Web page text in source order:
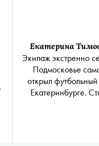
Екатерина
Экипаж экстренно
Подмосковье
открыл
Екатеринбурге.